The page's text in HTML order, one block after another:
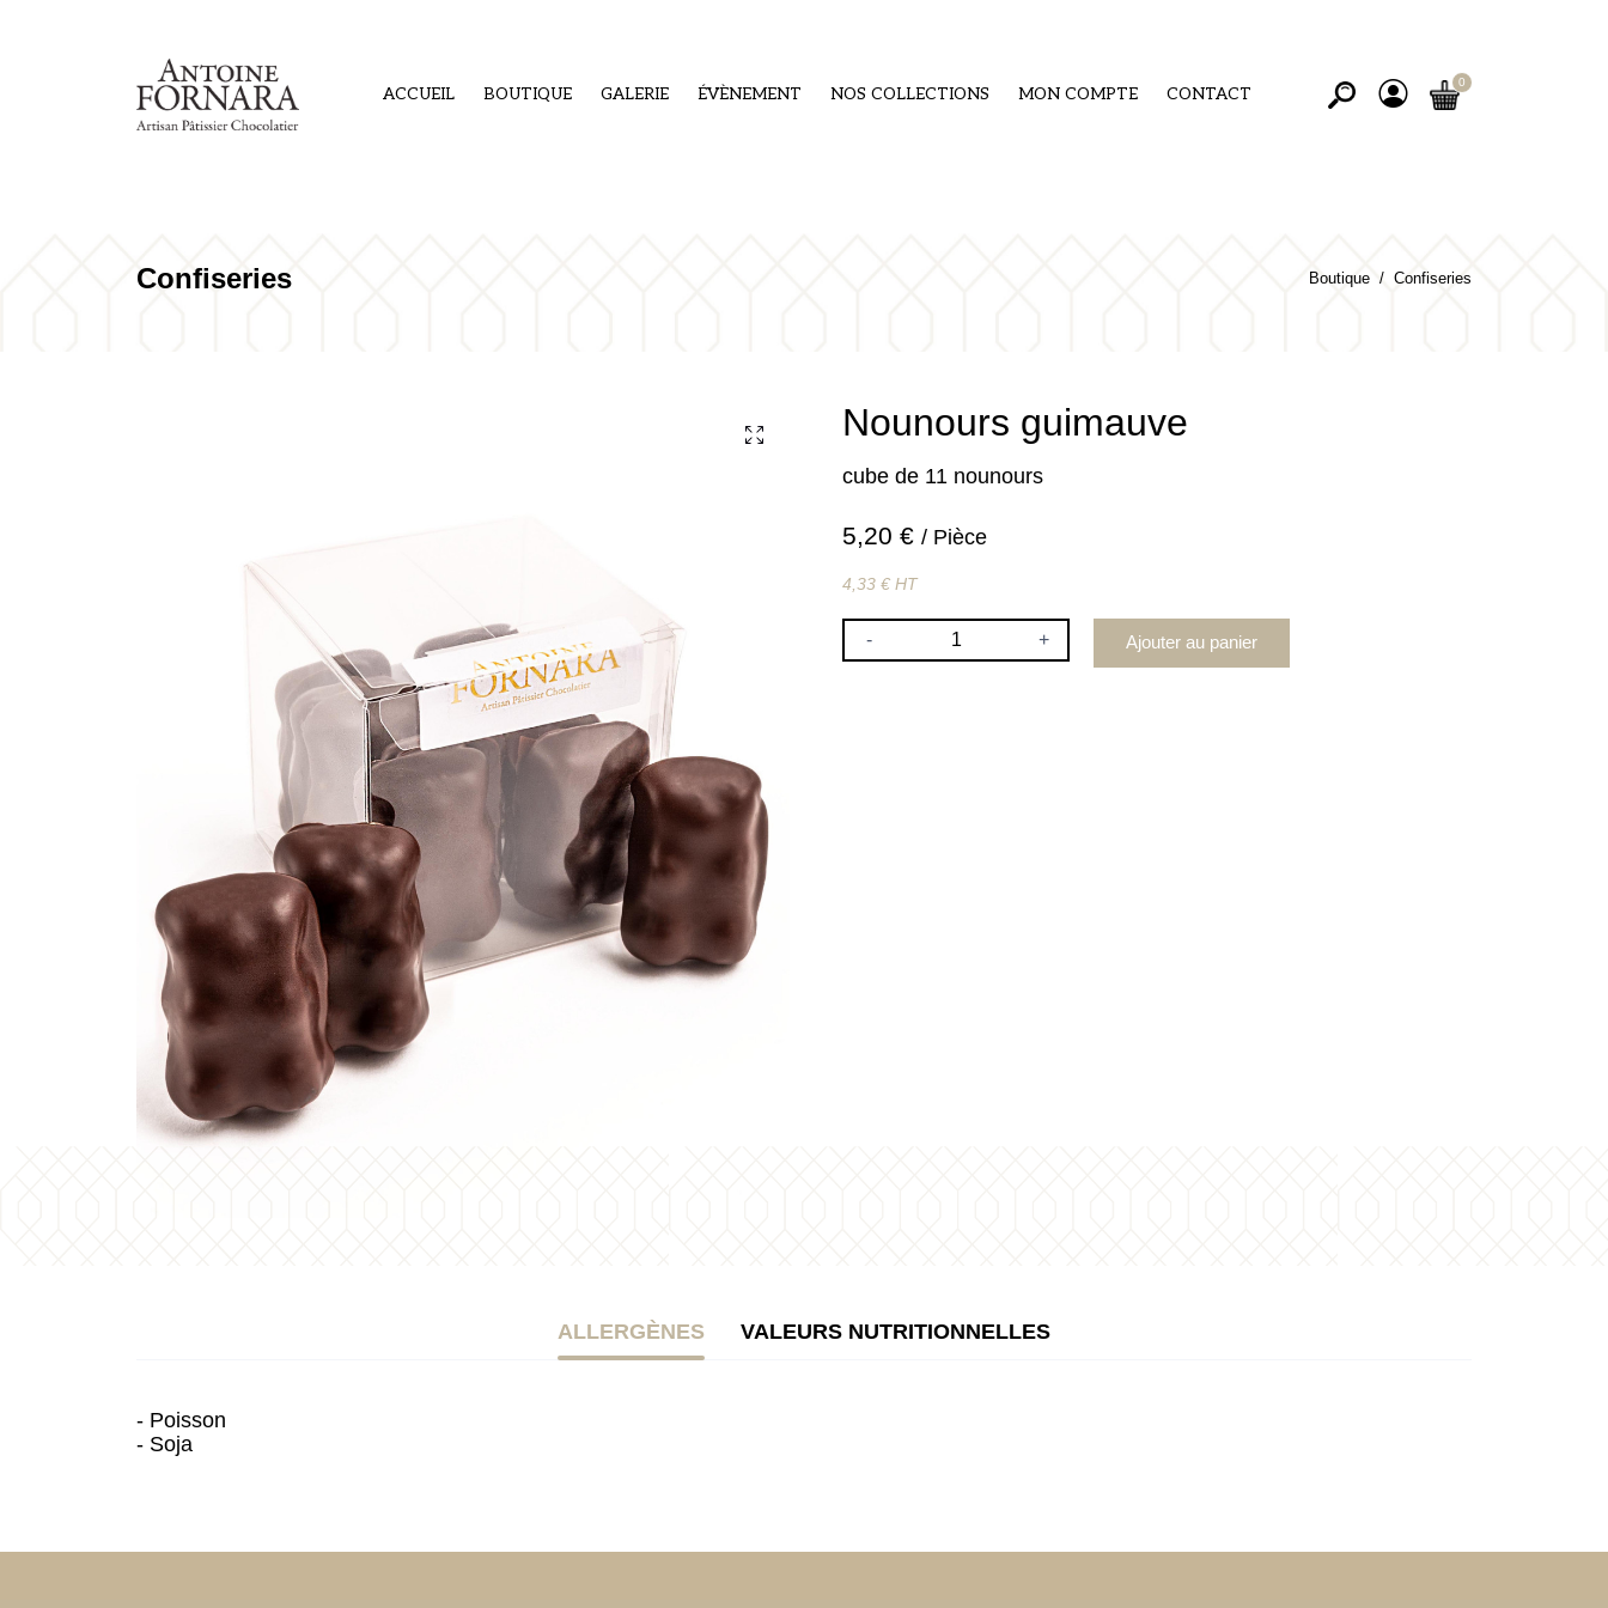
ACCUEIL BOUTIQUE GALERIE ÉVÈNEMENT NOS COLLECTIONS MON COMPTE CONTACT
Confiseries Boutique Confiseries
Nounours guimauve
cube de 11 nounours
5,20 € / Pièce
4,33 € HT
- + Ajouter au panier
ALLERGÈNES VALEURS NUTRITIONNELLES
- Poisson
- Soja